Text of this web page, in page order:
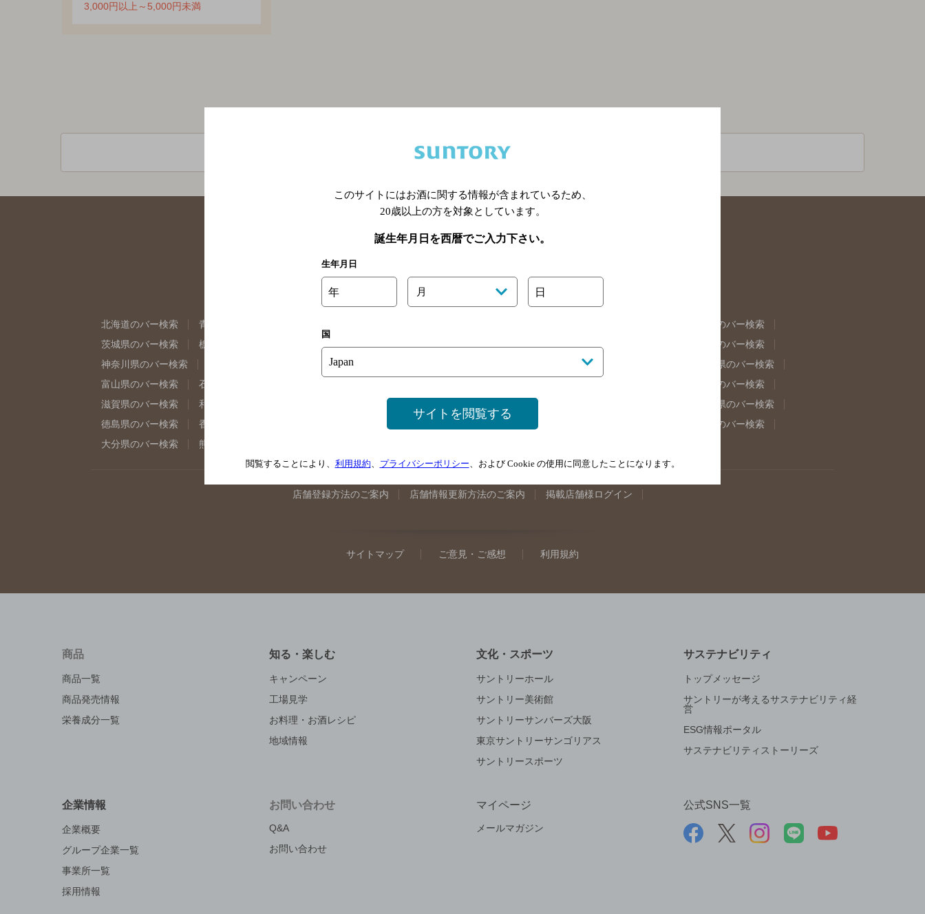
3,000円以上～5,000円未満
関連ページ
北海道のバー検索 青森県のバー検索
福島県のバー検索
茨城県のバー検索
栃木県のバー検索
東京都のバー検索
神奈川県のバー検索
埼玉県のバー検索
岐阜県のバー検索
富山県のバー検索
石川県のバー検索
奈良県のバー検索
滋賀県のバー検索
和歌山県のバー検索 山口県のバー検索
島根県のバー検索
徳島県のバー検索
香川県のバー検索
佐賀県のバー検索
大分県のバー検索
熊本県のバー検索
店舗登録方法のご案内 店舗情報更新方法のご案内 掲載店舗様ログイン
サイトマップ ご意見・ご感想 利用規約
商品
商品一覧
商品発売情報
栄養成分一覧
知る・楽しむ
キャンペーン
工場見学
お料理・お酒レシピ
地域情報
文化・スポーツ
サントリーホール
サントリー美術館
サントリーサンバーズ大阪
東京サントリーサンゴリアス
サントリースポーツ
サステナビリティ
トップメッセージ
サントリーが考えるサステナビリティ経
営
ESG情報ポータル
サステナビリティストーリーズ
企業情報
企業概要
グループ企業一覧
事業所一覧
採用情報
お問い合わせ
Q&A
お問い合わせ
マイページ
メールマガジン
公式SNS一覧
このサイトにはお酒に関する情報が含まれているため、
20歳以上の方を対象としています。
誕生年月日を西暦でご入力下さい。
生年月日
年 月 日
国
サイトを閲覧する
閲覧することにより、 利用規約、 プライバシーポリシー、および Cookie の使用に同意したことになります。